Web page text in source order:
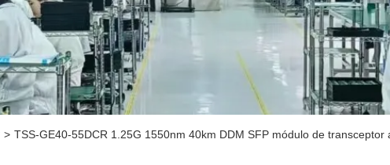
> TSS-GE40-55DCR 1.25G 1550nm 40km DDM SFP módulo de transceptor